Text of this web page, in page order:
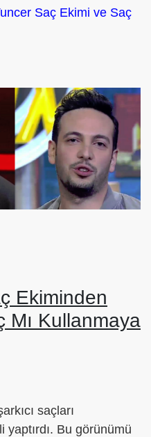
Saç Ekimi ve Saç
Ekiminden
Mı Kullanmaya
saçları
Bu görünümü